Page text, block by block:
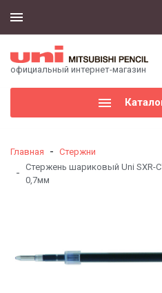
официальный интернет-магазин
Главная - Стержни
- Cтержень шариковый Uni SXR-
0,7мм